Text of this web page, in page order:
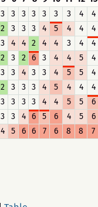
3 3 3 3 3 3 3 4
4
2 3 3 3 4 5 4 4
4
3 4 4 2 4 4 3 4
4
2 3 2 6 3 4 4 5
4
3 3 4 3 3 4 5 5
4
2 3 3 3 4 5 4 4
4
3 3 3 3 4 4 5 5
6
3 3 4 6 5 6 4 5
6
4 5 6 6 7 6 8 8 7